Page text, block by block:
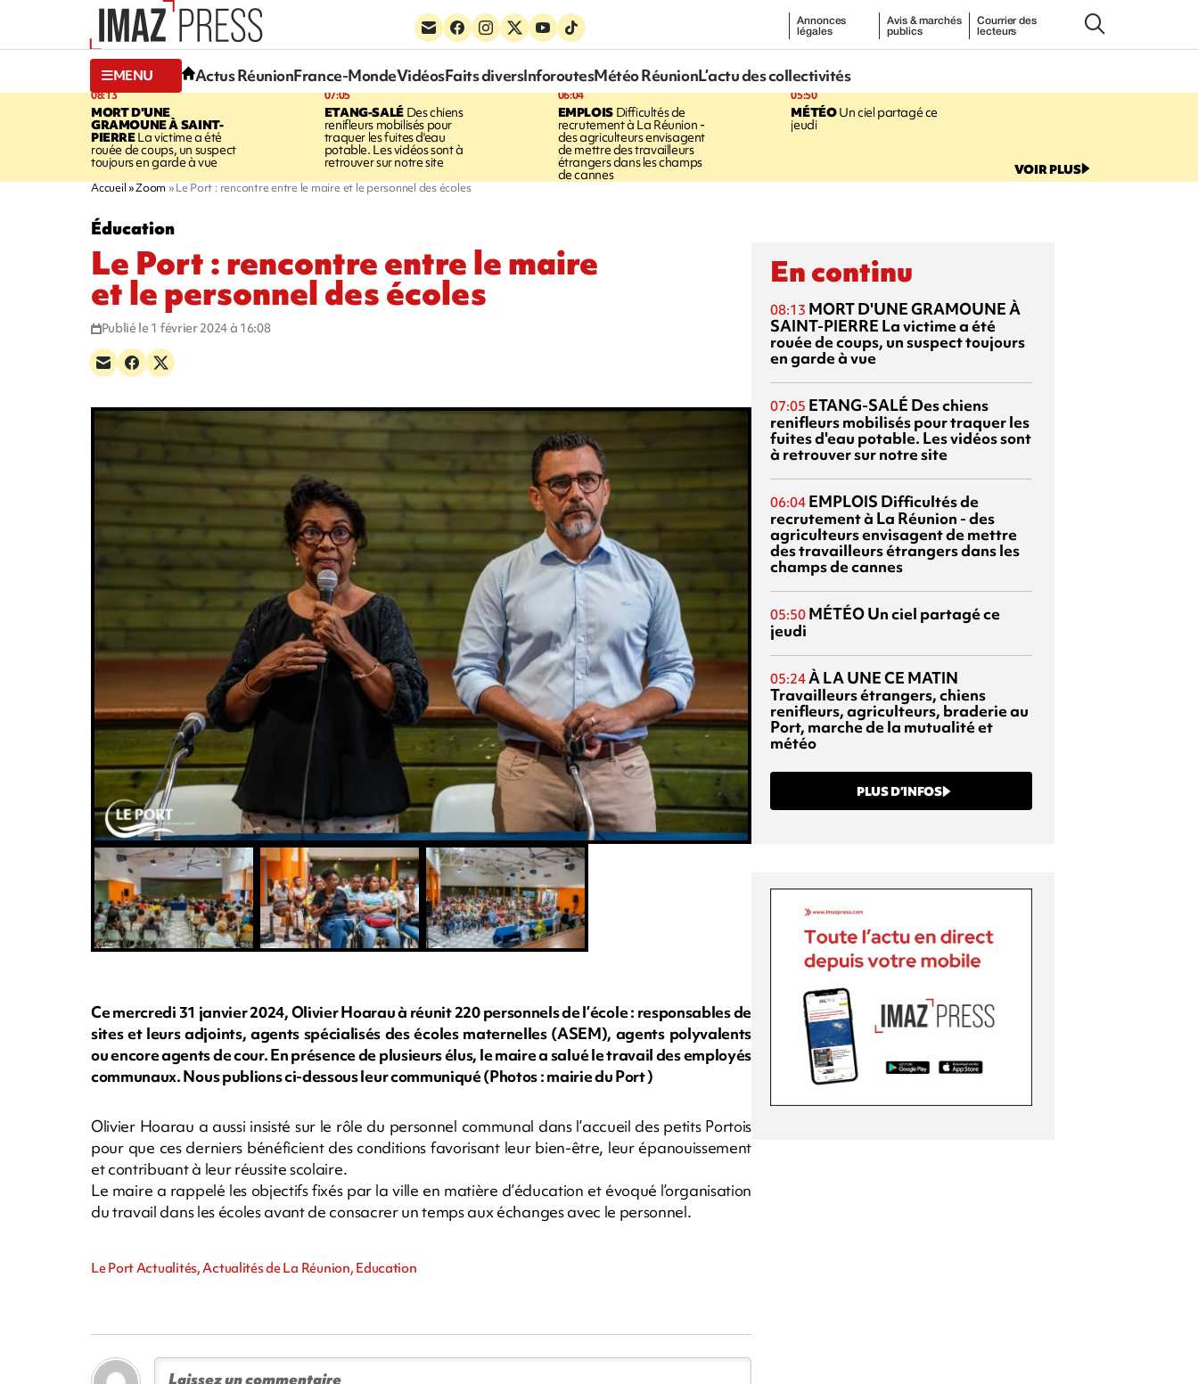
Annonces
légales
Avis & marchés
publics
Courrier des
lecteurs
MENU Actus RéunionFrance-MondeVidéosFaits diversInforoutesMétéo RéunionL’actu des collectivités
08:13
MORT D'UNE
GRAMOUNE À SAINT-
PIERRELa victime a été
rouée de coups, un suspect
toujours en garde à vue
07:05
ETANG-SALÉDes chiens
renifleurs mobilisés pour
traquer les fuites d'eau
potable. Les vidéos sont à
retrouver sur notre site
06:04
EMPLOISDifficultés de
recrutement à La Réunion -
des agriculteurs envisagent
de mettre des travailleurs
étrangers dans les champs
de cannes
05:50
MÉTÉOUn ciel partagé ce
jeudi
VOIR PLUS
Accueil Zoom Le Port : rencontre entre le maire et le personnel des écoles
Éducation
Le Port : rencontre entre le maire
et le personnel des écoles
Publié le 1 février 2024 à 16:08
Ce mercredi 31 janvier 2024, Olivier Hoarau à réunit 220 personnels de l’école : responsables de
sites et leurs adjoints, agents spécialisés des écoles maternelles (ASEM), agents polyvalents
ou encore agents de cour. En présence de plusieurs élus, le maire a salué le travail des employés
communaux. Nous publions ci-dessous leur communiqué (Photos : mairie du Port )
Olivier Hoarau a aussi insisté sur le rôle du personnel communal dans l’accueil des petits Portois
pour que ces derniers bénéficient des conditions favorisant leur bien-être, leur épanouissement
et contribuant à leur réussite scolaire.
Le maire a rappelé les objectifs fixés par la ville en matière d’éducation et évoqué l’organisation
du travail dans les écoles avant de consacrer un temps aux échanges avec le personnel.
Le Port Actualités, Actualités de La Réunion, Education
En continu
08:13 MORT D'UNE GRAMOUNE À
SAINT-PIERRE La victime a été
rouée de coups, un suspect toujours
en garde à vue
07:05 ETANG-SALÉ Des chiens
renifleurs mobilisés pour traquer les
fuites d'eau potable. Les vidéos sont
à retrouver sur notre site
06:04 EMPLOIS Difficultés de
recrutement à La Réunion - des
agriculteurs envisagent de mettre
des travailleurs étrangers dans les
champs de cannes
05:50 MÉTÉOUn ciel partagé ce
jeudi
05:24À LA UNE CE MATIN
Travailleurs étrangers, chiens
renifleurs, agriculteurs, braderie au
Port, marche de la mutualité et
météo
PLUS D’INFOS